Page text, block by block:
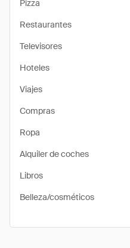
Pizza
Restaurantes
Televisores
Hoteles
Viajes
Compras
Ropa
Alquiler de coches
Libros
Belleza/cosméticos